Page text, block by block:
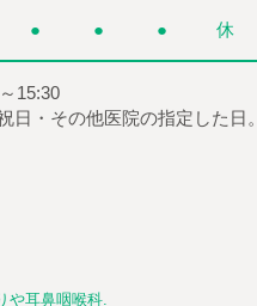
● ● ● 休
15:30
日・その他医院の指定した日。
や耳鼻咽喉科.